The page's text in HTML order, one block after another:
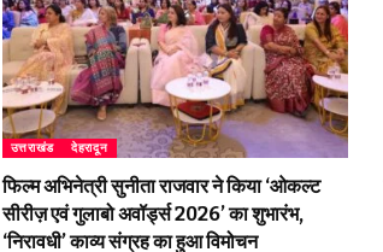
उत्तराखंड देहरादून
फिल्म अभिनेत्री सुनीता राजवार ने किया ‘ओकल्ट
सीरीज़ एवं गुलाबो अवॉर्ड्स 2026’ का शुभारंभ,
‘निरावधी’ काव्य संग्रह का हुआ विमोचन